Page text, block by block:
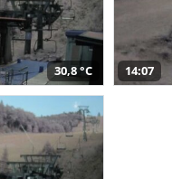
30,8 °C 14:07